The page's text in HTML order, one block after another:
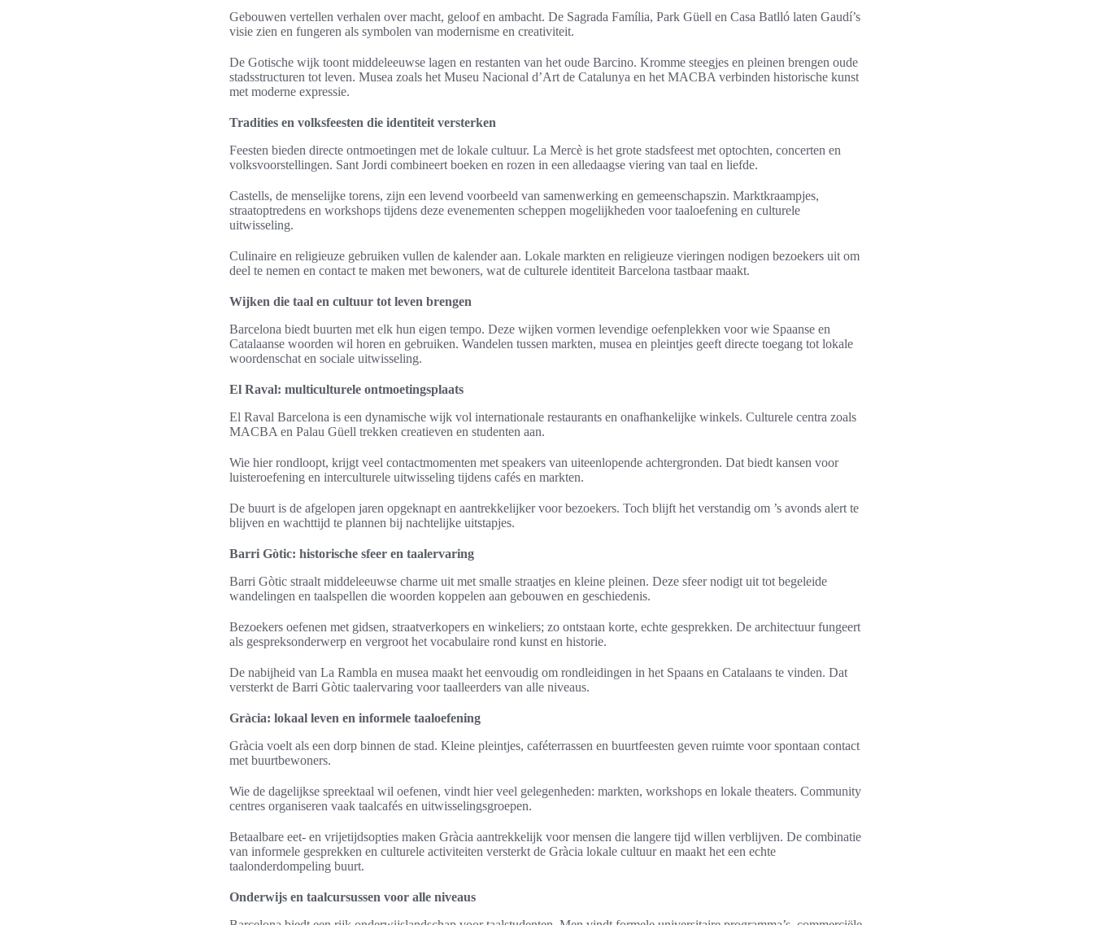
Gebouwen vertellen verhalen over macht, geloof en ambacht. De Sagrada Família, Park Güell en Casa Batlló laten Gaudí’s
visie zien en fungeren als symbolen van modernisme en creativiteit.
De Gotische wijk toont middeleeuwse lagen en restanten van het oude Barcino. Kromme steegjes en pleinen brengen oude
stadsstructuren tot leven. Musea zoals het Museu Nacional d’Art de Catalunya en het MACBA verbinden historische kunst
met moderne expressie.
Tradities en volksfeesten die identiteit versterken
Feesten bieden directe ontmoetingen met de lokale cultuur. La Mercè is het grote stadsfeest met optochten, concerten en
volksvoorstellingen. Sant Jordi combineert boeken en rozen in een alledaagse viering van taal en liefde.
Castells, de menselijke torens, zijn een levend voorbeeld van samenwerking en gemeenschapszin. Marktkraampjes,
straatoptredens en workshops tijdens deze evenementen scheppen mogelijkheden voor taaloefening en culturele
uitwisseling.
Culinaire en religieuze gebruiken vullen de kalender aan. Lokale markten en religieuze vieringen nodigen bezoekers uit om
deel te nemen en contact te maken met bewoners, wat de culturele identiteit Barcelona tastbaar maakt.
Wijken die taal en cultuur tot leven brengen
Barcelona biedt buurten met elk hun eigen tempo. Deze wijken vormen levendige oefenplekken voor wie Spaanse en
Catalaanse woorden wil horen en gebruiken. Wandelen tussen markten, musea en pleintjes geeft directe toegang tot lokale
woordenschat en sociale uitwisseling.
El Raval: multiculturele ontmoetingsplaats
El Raval Barcelona is een dynamische wijk vol internationale restaurants en onafhankelijke winkels. Culturele centra zoals
MACBA en Palau Güell trekken creatieven en studenten aan.
Wie hier rondloopt, krijgt veel contactmomenten met speakers van uiteenlopende achtergronden. Dat biedt kansen voor
luisteroefening en interculturele uitwisseling tijdens cafés en markten.
De buurt is de afgelopen jaren opgeknapt en aantrekkelijker voor bezoekers. Toch blijft het verstandig om ’s avonds alert te
blijven en wachttijd te plannen bij nachtelijke uitstapjes.
Barri Gòtic: historische sfeer en taalervaring
Barri Gòtic straalt middeleeuwse charme uit met smalle straatjes en kleine pleinen. Deze sfeer nodigt uit tot begeleide
wandelingen en taalspellen die woorden koppelen aan gebouwen en geschiedenis.
Bezoekers oefenen met gidsen, straatverkopers en winkeliers; zo ontstaan korte, echte gesprekken. De architectuur fungeert
als gespreksonderwerp en vergroot het vocabulaire rond kunst en historie.
De nabijheid van La Rambla en musea maakt het eenvoudig om rondleidingen in het Spaans en Catalaans te vinden. Dat
versterkt de Barri Gòtic taalervaring voor taalleerders van alle niveaus.
Gràcia: lokaal leven en informele taaloefening
Gràcia voelt als een dorp binnen de stad. Kleine pleintjes, caféterrassen en buurtfeesten geven ruimte voor spontaan contact
met buurtbewoners.
Wie de dagelijkse spreektaal wil oefenen, vindt hier veel gelegenheden: markten, workshops en lokale theaters. Community
centres organiseren vaak taalcafés en uitwisselingsgroepen.
Betaalbare eet- en vrijetijdsopties maken Gràcia aantrekkelijk voor mensen die langere tijd willen verblijven. De combinatie
van informele gesprekken en culturele activiteiten versterkt de Gràcia lokale cultuur en maakt het een echte
taalonderdompeling buurt.
Onderwijs en taalcursussen voor alle niveaus